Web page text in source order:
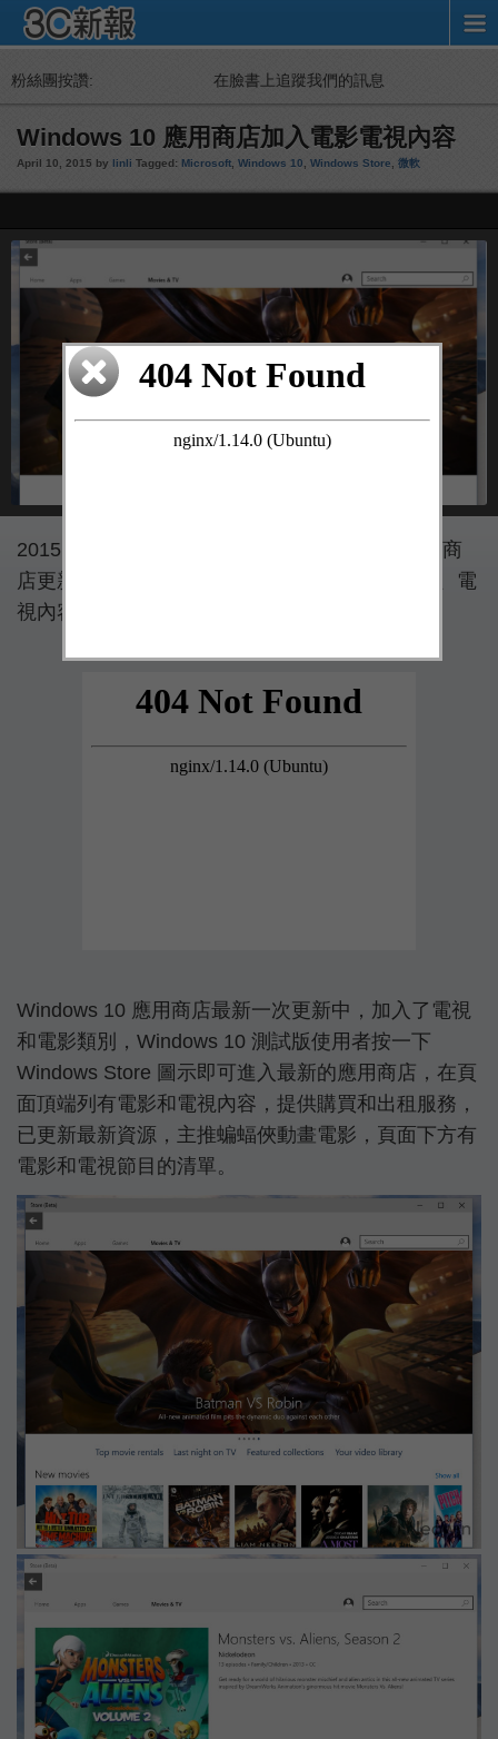
粉絲團按讚: 在臉書上追蹤我們的訊息
Windows 10 應用商店加入電影電視內容
April 10, 2015 by linli Tagged: Microsoft Windows 10 Windows Store 微軟
2015 年 4 月 10 日微軟 Windows 10 測試版應用商
店更新，除原有的應用程式外，微軟加入了電影、電
視內容的測試，隨後還將加入音樂資源。
Windows 10 應用商店最新一次更新中，加入了電視
和電影類別，Windows 10 測試版使用者按一下
Windows Store 圖示即可進入最新的應用商店，在頁
面頂端列有電影和電視內容，提供購買和出租服務，
已更新最新資源，主推蝙蝠俠動畫電影，頁面下方有
電影和電視節目的清單。